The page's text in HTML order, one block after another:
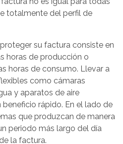
totalmente del perfil de
su factura consiste en
horas de producción o
horas de consumo. Llevar a
como cámaras
y aparatos de aire
rápido. En el lado de
que produzcan de manera
periodo más largo del día
la factura.